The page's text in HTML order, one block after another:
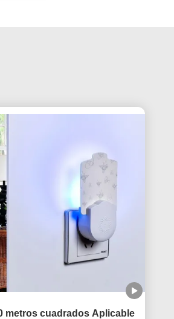
metros cuadrados Aplicable